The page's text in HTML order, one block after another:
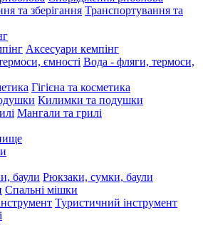
Транспортування та
Аксесуари кемпінг
Вода - фляги, термоси,
Гігієна та косметика
Килимки та подушки
Мангали та грилі
Рюкзаки, сумки, баули
Спальні мішки
Туристичний інструмент